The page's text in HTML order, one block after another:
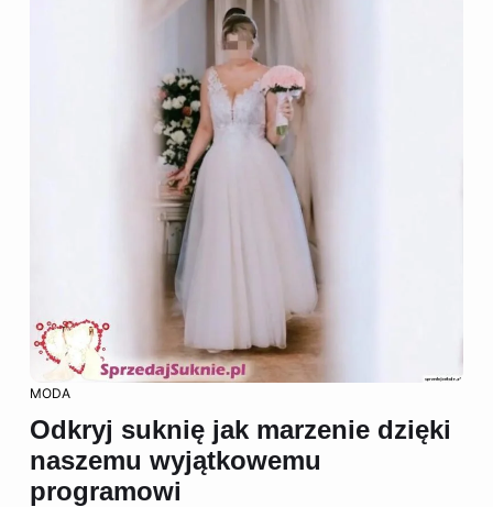
MODA
Odkryj suknię jak marzenie dzięki
naszemu wyjątkowemu
programowi